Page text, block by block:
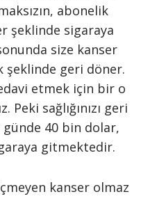
abonelik
şeklinde sigaraya
size kanser
şeklinde geri döner.
etmek için bir o
Peki sağlığınızı geri
40 bin dolar,
gitmektedir.
kanser olmaz